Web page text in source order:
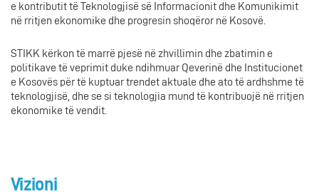
e kontributit të Teknologjisë së Informacionit dhe Komunikimit
në rritjen ekonomike dhe progresin shoqëror në Kosovë.
STIKK kërkon të marrë pjesë në zhvillimin dhe zbatimin e
politikave të veprimit duke ndihmuar Qeverinë dhe Institucionet
e Kosovës për të kuptuar trendet aktuale dhe ato të ardhshme të
teknologjisë, dhe se si teknologjia mund të kontribuojë në rritjen
ekonomike të vendit.
Vizioni